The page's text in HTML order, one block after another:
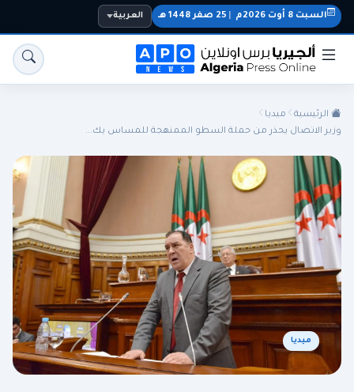
الجزائر الجالية المنتخب الوطني سياسة
اقتصاد رياضة
السبت 8 أوت 2026م 25 صفر 1448 هـ العربية
الرئيسية
ميديا
وزير الاتصال يحذر من حملة السطو الممنهجة للمساس بك...
ميديا